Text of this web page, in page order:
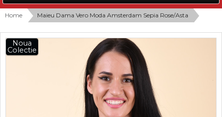
FEMEI
BARBATI
INCALTAMINTE DAMA
Home Maieu Dama Vero Moda Amsterdam Sepia Rose/Asta
Noua
Colectie